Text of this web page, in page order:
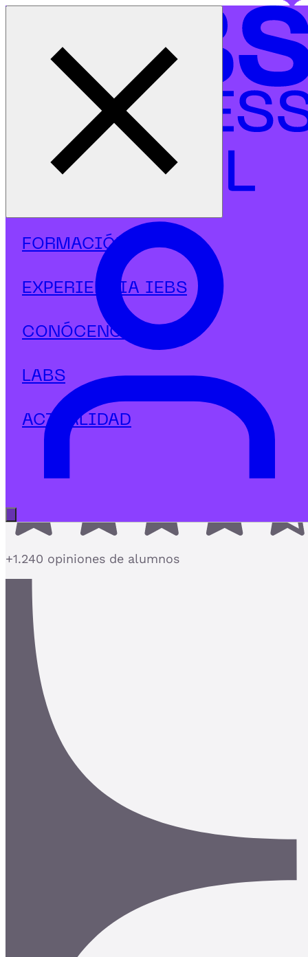
FORMACIÓN
EXPERIENCIA IEBS
CONÓCENOS
LABS
ACTUALIDAD
Inicio
Programas
Programación
Postgrado en Desarrollo Inteligente de APPS con IA
Postgrado en Desarrollo
de APPS con IAb
Crea aplicaciones y automatiza procesos sin
programar con herramientas NoCode avanzadas.
+1.240 opiniones de alumnos